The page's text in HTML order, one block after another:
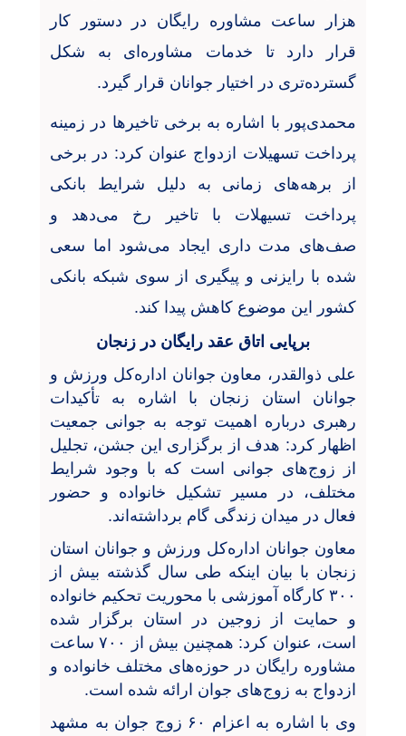
هزار ساعت مشاوره رایگان در دستور کار
قرار دارد تا خدمات مشاوره‌ای به شکل
گسترده‌تری در اختیار جوانان قرار گیرد.
محمدی‌پور با اشاره به برخی تاخیرها در زمینه
پرداخت تسهیلات ازدواج عنوان کرد: در برخی
از برهه‌های زمانی به دلیل شرایط بانکی
پرداخت تسیهلات با تاخیر رخ می‌دهد و
صف‌های مدت داری ایجاد می‌شود اما سعی
شده با رایزنی و پیگیری از سوی شبکه بانکی
کشور این موضوع کاهش پیدا کند.
برپایی اتاق عقد رایگان در زنجان
علی ذوالقدر، معاون جوانان اداره‌کل ورزش و
جوانان استان زنجان با اشاره به تأکیدات
رهبری درباره اهمیت توجه به جوانی جمعیت
اظهار کرد: هدف از برگزاری این جشن، تجلیل
از زوج‌های جوانی است که با وجود شرایط
مختلف، در مسیر تشکیل خانواده و حضور
فعال در میدان زندگی گام برداشته‌اند.
معاون جوانان اداره‌کل ورزش و جوانان استان
زنجان با بیان اینکه طی سال گذشته بیش از
۳۰۰ کارگاه آموزشی با محوریت تحکیم خانواده
و حمایت از زوجین در استان برگزار شده
است، عنوان کرد: همچنین بیش از ۷۰۰ ساعت
مشاوره رایگان در حوزه‌های مختلف خانواده و
ازدواج به زوج‌های جوان ارائه شده است.
وی با اشاره به اعزام ۶۰ زوج جوان به مشهد